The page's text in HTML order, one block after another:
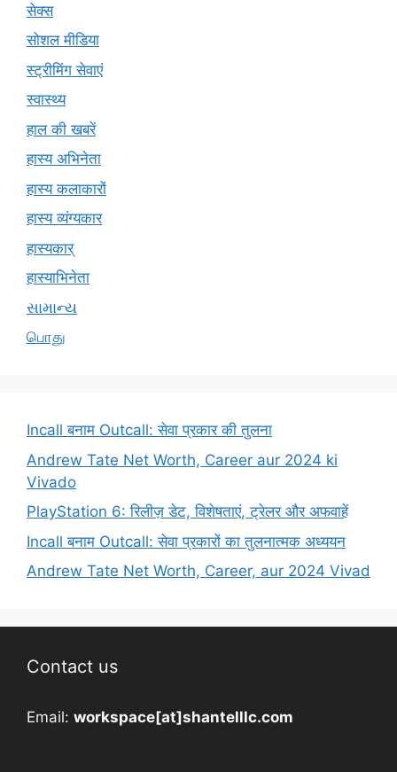
सेक्स
सोशल मीडिया
स्ट्रीमिंग सेवाएं
स्वास्थ्य
हाल की खबरें
हास्य अभिनेता
हास्य कलाकारों
हास्य व्यंग्यकार
हास्यकार्
हास्याभिनेता
સામાન્ય
பொது
Incall बनाम Outcall: सेवा प्रकार की तुलना
Andrew Tate Net Worth, Career aur 2024 ki
Vivado
PlayStation 6: रिलीज़ डेट, विशेषताएं, ट्रेलर और अफवाहें
Incall बनाम Outcall: सेवा प्रकारों का तुलनात्मक अध्ययन
Andrew Tate Net Worth, Career, aur 2024 Vivad
Contact us
Email: workspace[at]shantelllc.com